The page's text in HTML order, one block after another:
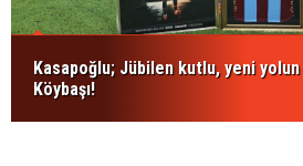
Kasapoğlu; Jübilen kutlu, yeni
Köybaşı!